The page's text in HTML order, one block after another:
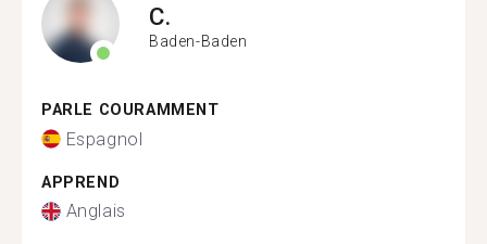
C.
Baden-Baden
PARLE COURAMMENT
Espagnol
APPREND
Anglais